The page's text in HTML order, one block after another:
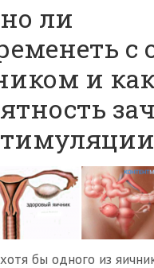
ли
и
бы одного из